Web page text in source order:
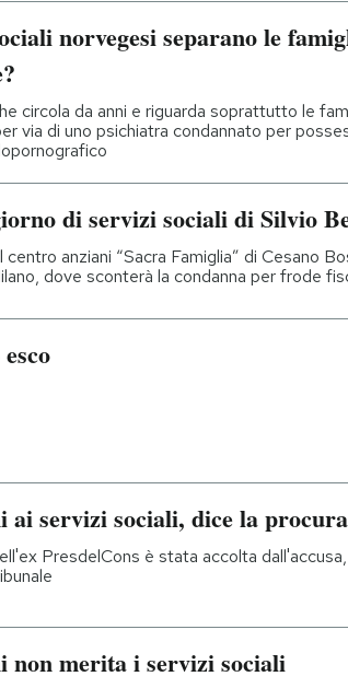
norvegesi separano le
circola da anni e riguarda soprattutto le
via di uno psichiatra condannato per
di servizi sociali di Silvio
anziani “Sacra Famiglia” di Cesano
dove sconterà la condanna per frode
ai servizi sociali, dice la procura
PresdelCons è stata accolta
non merita i servizi sociali